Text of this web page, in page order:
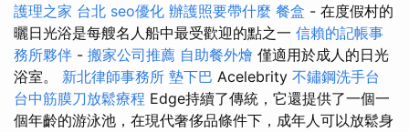
護理之家 台北 seo優化 辦護照要帶什麼 餐盒 - 在度假村的
曬日光浴是每艘名人船中最受歡迎的點之一 信賴的記帳事
務所夥伴 - 搬家公司推薦 自助餐外燴 僅適用於成人的日光
浴室。 新北律師事務所 墊下巴 Acelebrity 不鏽鋼洗手台
台中筋膜刀放鬆療程 Edge持續了傳統，它還提供了一個一
個年齡的游泳池，在現代奢侈品條件下，成年人可以放鬆身